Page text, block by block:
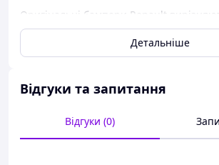
Оригінальні бампери Renault
показниками якості та найкращим
Бампери ви завжди зможете придбати
Детальніше
Відгуки та запитання
Відгуки (0)